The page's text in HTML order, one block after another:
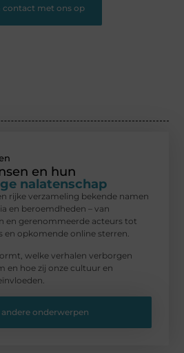
contact met ons op
en hun
nalatenschap
rijke verzameling bekende namen
en beroemdheden – van
en gerenommeerde acteurs tot
en opkomende online sterren.
welke verhalen verborgen
en hoe zij onze cultuur en
andere onderwerpen